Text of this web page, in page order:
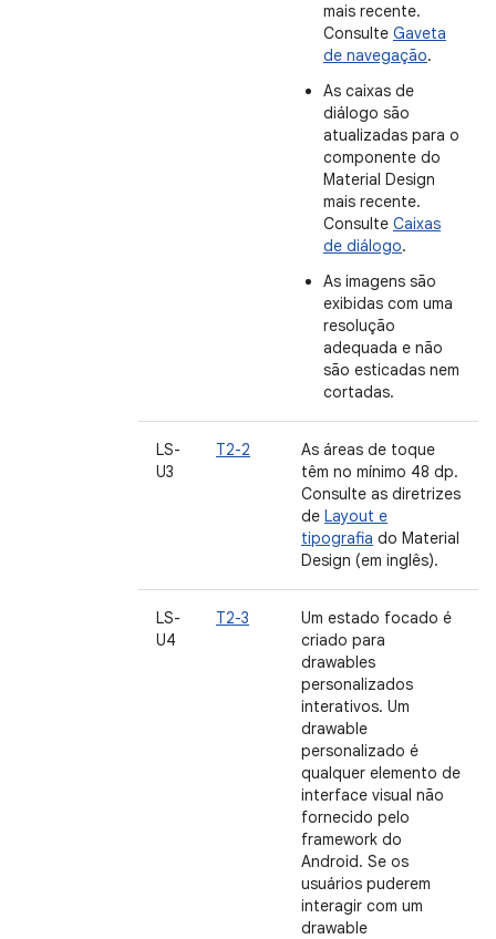
mais recente.
Consulte Gaveta
de navegação.
As caixas de
diálogo são
atualizadas para o
componente do
Material Design
mais recente.
Consulte Caixas
de diálogo.
As imagens são
exibidas com uma
resolução
adequada e não
são esticadas nem
cortadas.
LS-
U3
T2-2
As áreas de toque
têm no mínimo 48 dp.
Consulte as diretrizes
de Layout e
tipografia do Material
Design (em inglês).
LS-
U4
T2-3
Um estado focado é
criado para
drawables
personalizados
interativos. Um
drawable
personalizado é
qualquer elemento de
interface visual não
fornecido pelo
framework do
Android. Se os
usuários puderem
interagir com um
drawable